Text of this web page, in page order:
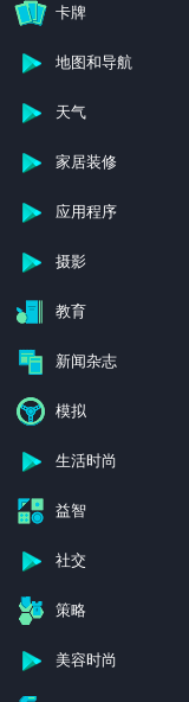
卡牌
地图和导航
天气
家居装修
应用程序
摄影
教育
新闻杂志
模拟
生活时尚
益智
社交
策略
美容时尚